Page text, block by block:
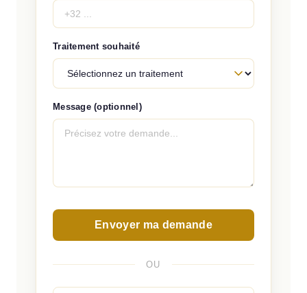
Traitement souhaité
Message (optionnel)
Envoyer ma demande
OU